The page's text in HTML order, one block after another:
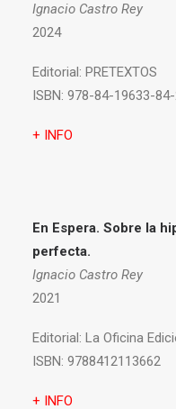
Ignacio Castro Rey
2024
Editorial: PRETEXTOS
ISBN: 978-84-19633-
+ INFO
En Espera. Sobre la
perfecta.
Ignacio Castro Rey
2021
Editorial: La Oficina
ISBN: 9788412113662
+ INFO